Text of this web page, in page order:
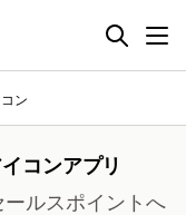
ン
コンアプリ
ルスポイントへ